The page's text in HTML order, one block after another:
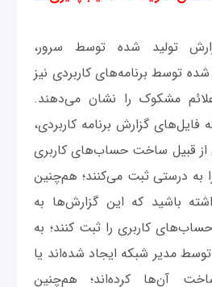
تولید شده توسط سرور،
توسط برنامه‌های کاربردی نیز
مشکوک را نشان می‌دهند.
گزارش برنامه کاربردی،
قبیل ساخت حساب‌های کاربری
به درستی ثبت می‌کنند؛ هم‌چنین
باشید که این گزارش‌ها به
کاربری را ثبت کنند؛ به
مدیر شبکه ایجاد شده‌اند یا
آن‌ها کرده‌اند؛ هم‌چنین